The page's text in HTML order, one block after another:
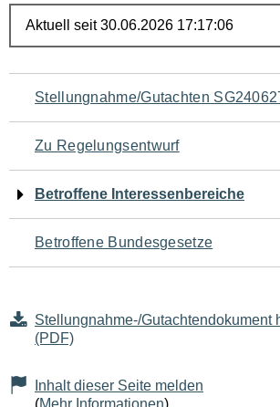
Navigation
für
den
Seiteninhalt
Stellungnahme/Gutachten
Zu Regelungsentwurf
Betroffene Interessenbereiche
Betroffene Bundesgesetze
Stellungnahme-/Gutachtendokument
(PDF)
Inhalt dieser Seite melden
(Mehr Informationen)